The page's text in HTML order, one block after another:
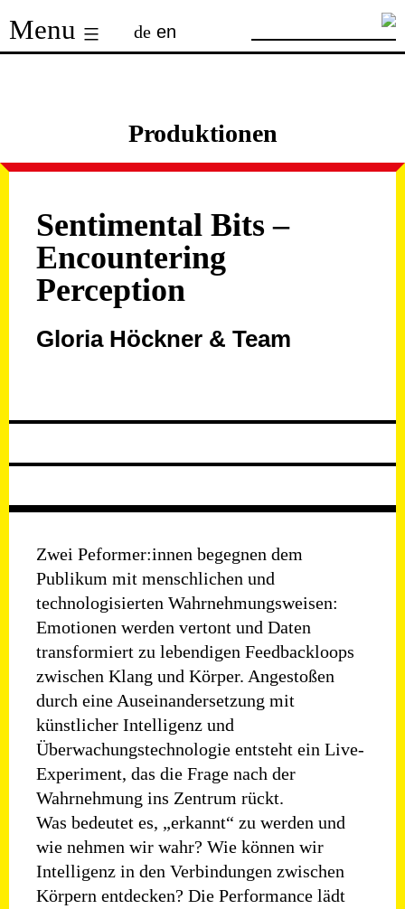
toMenu de en
Produktionen
Sentimental Bits –
Encountering
Perception
Gloria Höckner & Team
Zwei Peformer:innen begegnen dem
Publikum mit menschlichen und
technologisierten Wahrnehmungsweisen:
Emotionen werden vertont und Daten
transformiert zu lebendigen Feedbackloops
zwischen Klang und Körper. Angestoßen
durch eine Auseinandersetzung mit
künstlicher Intelligenz und
Überwachungstechnologie entsteht ein Live-
Experiment, das die Frage nach der
Wahrnehmung ins Zentrum rückt.
Was bedeutet es, „erkannt“ zu werden und
wie nehmen wir wahr? Wie können wir
Intelligenz in den Verbindungen zwischen
Körpern entdecken? Die Performance lädt